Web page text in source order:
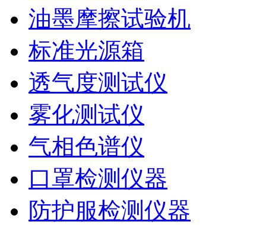
油墨摩擦试验机
标准光源箱
透气度测试仪
雾化测试仪
气相色谱仪
口罩检测仪器
防护服检测仪器